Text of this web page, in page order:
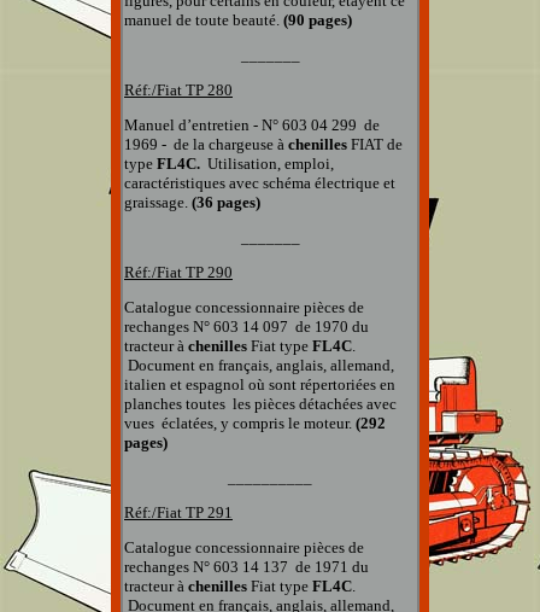
manuel de toute beauté. (90 pages)
Réf:/Fiat TP 280
Manuel d’entretien - N° 603 04 299 de
1969 - de la chargeuse à chenilles FIAT de
type FL4C. Utilisation, emploi,
caractéristiques avec schéma électrique et
graissage. (36 pages)
Réf:/Fiat TP 290
Catalogue concessionnaire pièces de
rechanges N° 603 14 097 de 1970 du
tracteur à chenilles Fiat type FL4C.
Document en français, anglais, allemand,
italien et espagnol où sont répertoriées en
planches toutes les pièces détachées avec
vues éclatées, y compris le moteur. (292
pages)
Réf:/Fiat TP 291
Catalogue concessionnaire pièces de
rechanges N° 603 14 137 de 1971 du
tracteur à chenilles Fiat type FL4C.
Document en français, anglais, allemand,